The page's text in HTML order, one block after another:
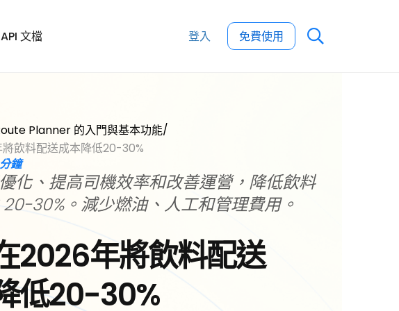
API 文檔 登入 免費使用
2026年將飲料配送
低20-30%
分鐘
化、提高司機效率和改善運營，降低飲料
30%。減少燃油、人工和管理費用。
Planner 的入門與基本功能/
飲料配送成本降低20-30%